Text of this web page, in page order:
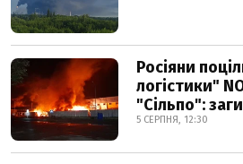
Росіяни
логістики"
"Сільпо":
5 СЕРПНЯ, 12:30